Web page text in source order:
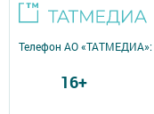
Телефон АО «ТАТМЕДИА»:
16+